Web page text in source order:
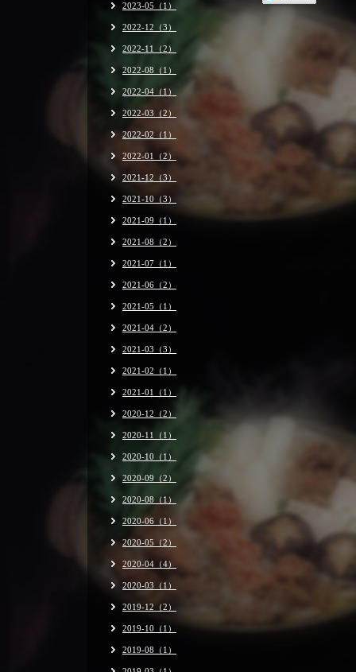
2023-05（1）
2022-12（3）
2022-11（2）
2022-08（1）
2022-04（1）
2022-03（2）
2022-02（1）
2022-01（2）
2021-12（3）
2021-10（3）
2021-09（1）
2021-08（2）
2021-07（1）
2021-06（2）
2021-05（1）
2021-04（2）
2021-03（3）
2021-02（1）
2021-01（1）
2020-12（2）
2020-11（1）
2020-10（1）
2020-09（2）
2020-08（1）
2020-06（1）
2020-05（2）
2020-04（4）
2020-03（1）
2019-12（2）
2019-10（1）
2019-08（1）